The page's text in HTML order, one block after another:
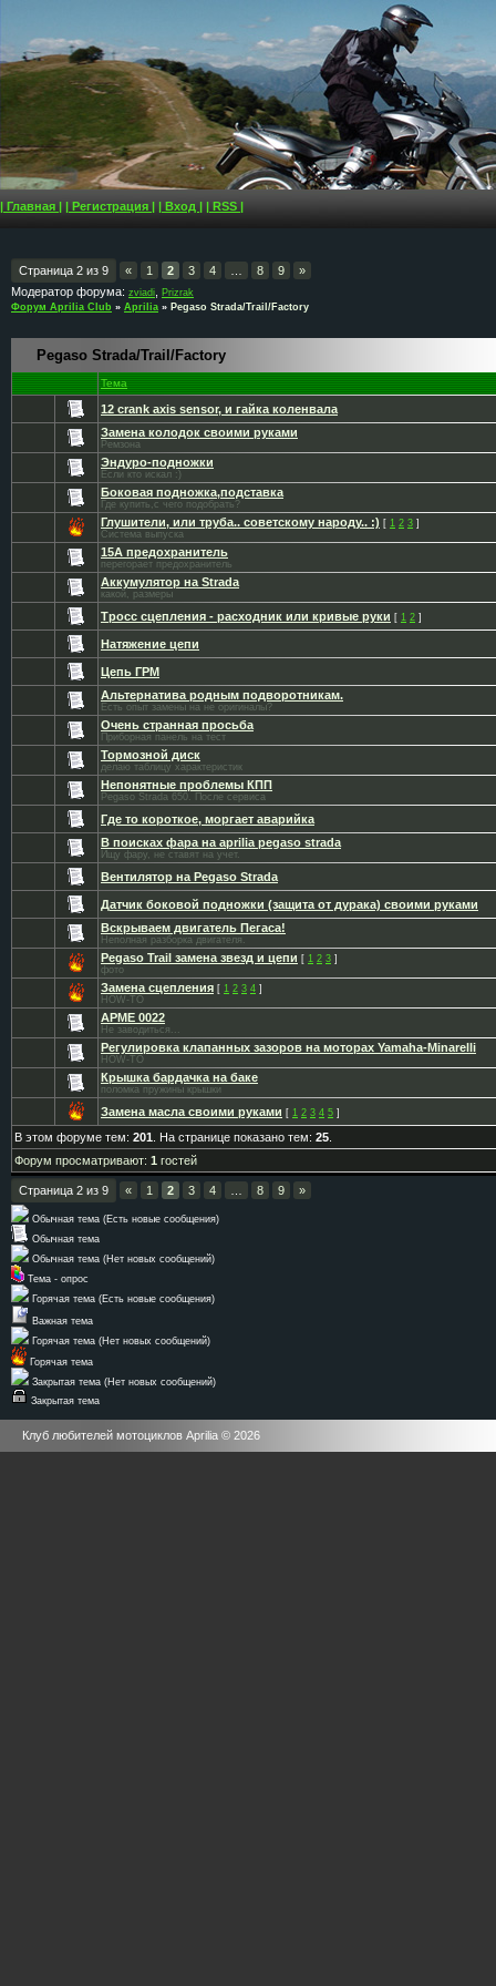
| Главная | | Регистрация | | Вход | | RSS |
Страница 2 из 9 « 1 2 3 4 8 9
»
Модератор форума: zviadi
Prizrak
Форум Aprilia Club » Aprilia » Pegaso Strada/Trail/Factory
Pegaso Strada/Trail/Factory
Тема
12 crank axis sensor, и гайка коленвала
Замена колодок своими руками
Ремзона
Эндуро-подножки
Если кто искал :)
Боковая подножка,подставка
Где купить,с чего подобрать?
Глушители, или труба.. советскому народу.. :) [ 1 2 3 ]
Система выпуска
15А предохранитель
перегорает предохранитель
Аккумулятор на Strada
какой, размеры
Тросс сцепления - расходник или кривые руки [ 1 2 ]
Натяжение цепи
Цепь ГРМ
Альтернатива родным подворотникам.
Есть опыт замены на не оригиналы?
Очень странная просьба
Приборная панель на тест
Тормозной диск
делаю таблицу характеристик
Непонятные проблемы КПП
Pegaso Strada 650. После сервиса
Где то короткое, моргает аварийка
В поисках фара на aprilia pegaso strada
Ищу фару, не ставят на учет.
Вентилятор на Pegaso Strada
Датчик боковой подножки (защита от дурака) своими руками
Вскрываем двигатель Пегаса!
Неполная разборка двигателя.
Pegaso Trail замена звезд и цепи [ 1 2 3 ]
фото
Замена сцепления [ 1 2 3 4 ]
HOW-TO
APME 0022
Не заводиться...
Регулировка клапанных зазоров на моторах Yamaha-Minarelli
HOW-TO
Крышка бардачка на баке
поломка пружины крышки
Замена масла своими руками [ 1 2 3 4 5 ]
В этом форуме тем: 201 . На странице показано тем: 25
Форум просматривают: 1 гостей
Страница 2 из 9 « 1 2 3 4 8 9 »
Обычная тема (Есть новые сообщения)
Обычная тема
Обычная тема (Нет новых сообщений)
Тема - опрос
Горячая тема (Есть новые сообщения)
Важная тема
Горячая тема (Нет новых сообщений)
Горячая тема
Закрытая тема (Нет новых сообщений)
Закрытая тема
Клуб любителей мотоциклов Aprilia © 2026